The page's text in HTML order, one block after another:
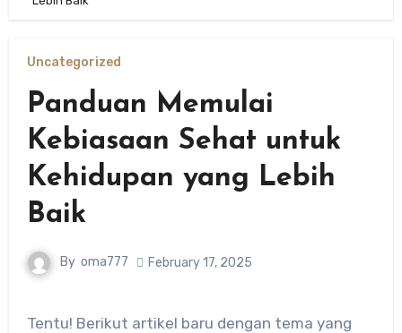
Uncategorized
Panduan Memulai
Kebiasaan Sehat untuk
Kehidupan yang Lebih
Baik
By oma777 February 17, 2025
Tentu! Berikut artikel baru dengan tema yang